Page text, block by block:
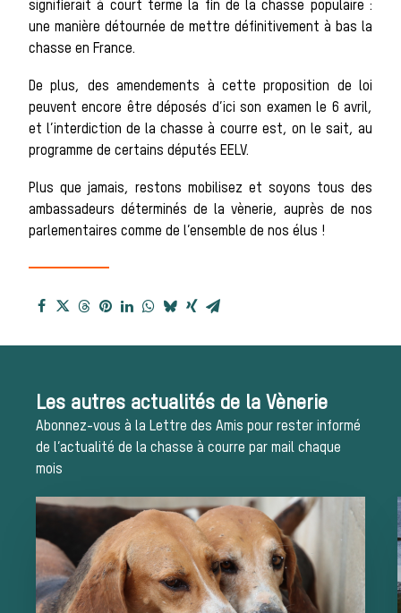
Les veneurs
Chasser les idées
reçues
Bien-être animal
Histoire de la
chasse à courre
Patrimoine
Équipages
La trompe de
signifierait à court terme la fin de la chasse populaire :
une manière détournée de mettre définitivement à bas la
chasse en France.
De plus, des amendements à cette proposition de loi
peuvent encore être déposés d’ici son examen le 6 avril,
et l’interdiction de la chasse à courre est, on le sait, au
programme de certains députés EELV.
Plus que jamais, restons mobilisez et soyons tous des
ambassadeurs déterminés de la vènerie, auprès de nos
parlementaires comme de l’ensemble de nos élus !
Les autres actualités de la Vènerie
Abonnez-vous à la Lettre des Amis pour rester informé
de l’actualité de la chasse à courre par mail chaque
mois